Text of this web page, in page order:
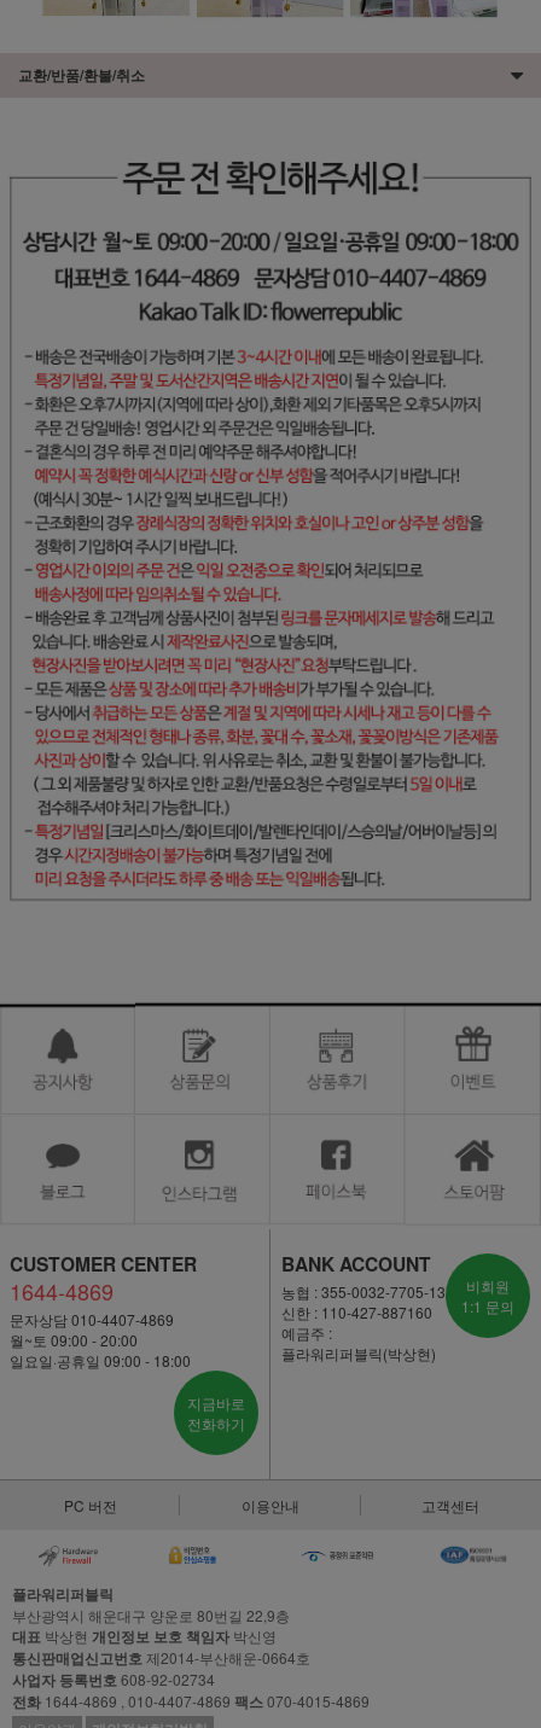
교환/반품/환불/취소
CUSTOMER CENTER
1644-4869
문자상담 010-4407-4869
월~토 09:00 - 20:00
일요일·공휴일 09:00 - 18:00
지금바로
전화하기
BANK ACCOUNT
농협 : 355-0032-7705-13
신한 : 110-427-887160
예금주 :
플라워리퍼블릭(박상현)
비회원
1:1 문의
PC 버전 이용안내 고객센터
플라워리퍼블릭
부산광역시 해운대구 양운로 80번길 22,9층
대표 박상현 개인정보 보호 책임자 박신영
통신판매업신고번호제2014-부산해운-0664호
사업자 등록번호608-92-02734
전화 1644-4869 , 010-4407-4869 팩스070-4015-4869